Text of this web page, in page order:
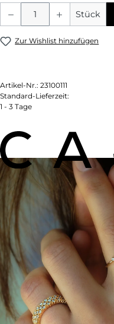
Produkt Anzahl:
Stück
Zur Wishlist hinzufügen
Artikel-Nr.: 23100111
Standard-Lieferzeit:
1 - 3 Tage